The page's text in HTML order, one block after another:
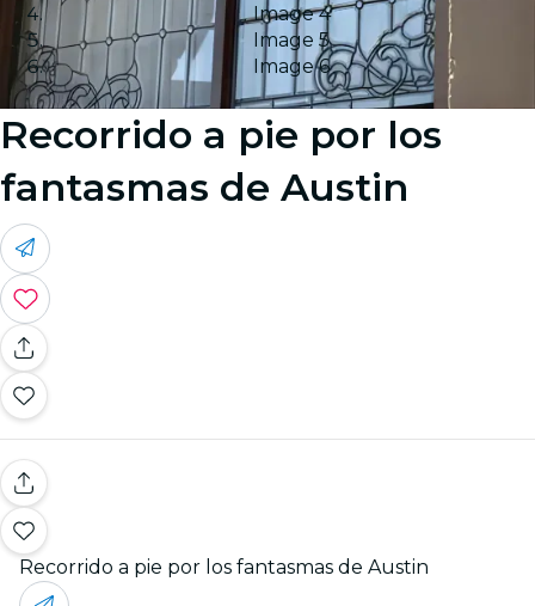
Image 4
Image 5
Image 6
Recorrido a pie por los
fantasmas de Austin
Recorrido a pie por los fantasmas de Austin